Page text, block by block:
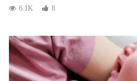
6.1K 8